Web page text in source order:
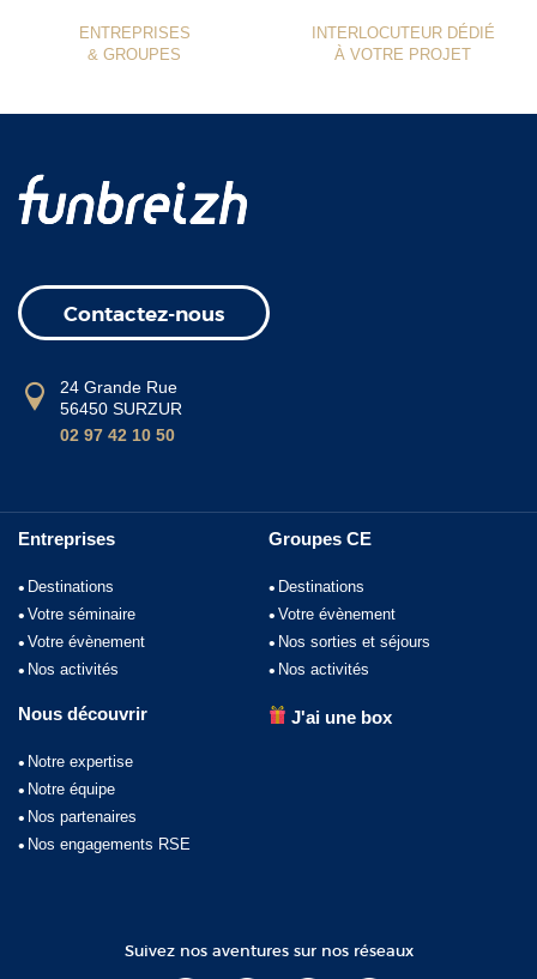
ENTREPRISES
& GROUPES
INTERLOCUTEUR DÉDIÉ
À VOTRE PROJET
Contactez-nous
24 Grande Rue
56450 SURZUR
02 97 42 10 50
Entreprises
Destinations
Votre séminaire
Votre évènement
Nos activités
Groupes CE
Destinations
Votre évènement
Nos sorties et séjours
Nos activités
Nous découvrir
Notre expertise
Notre équipe
Nos partenaires
Nos engagements RSE
J'ai une box
Suivez nos aventures sur nos réseaux